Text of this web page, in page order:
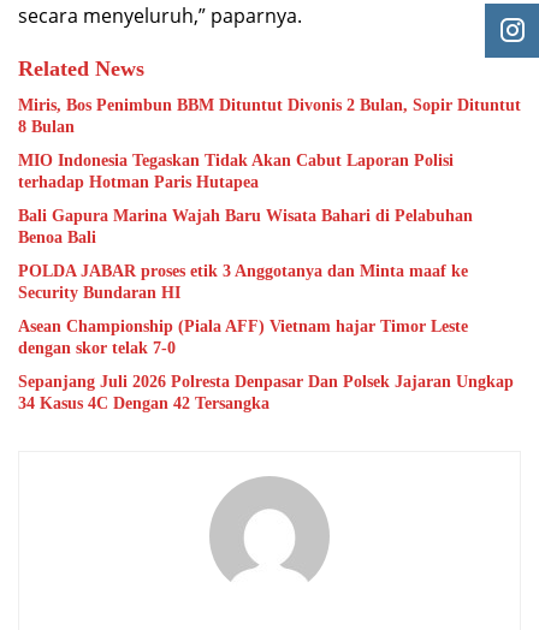
secara menyeluruh,” paparnya.
Related News
Miris, Bos Penimbun BBM Dituntut Divonis 2 Bulan, Sopir Dituntut
8 Bulan
MIO Indonesia Tegaskan Tidak Akan Cabut Laporan Polisi
terhadap Hotman Paris Hutapea
Bali Gapura Marina Wajah Baru Wisata Bahari di Pelabuhan
Benoa Bali
POLDA JABAR proses etik 3 Anggotanya dan Minta maaf ke
Security Bundaran HI
Asean Championship (Piala AFF) Vietnam hajar Timor Leste
dengan skor telak 7-0
Sepanjang Juli 2026 Polresta Denpasar Dan Polsek Jajaran Ungkap
34 Kasus 4C Dengan 42 Tersangka